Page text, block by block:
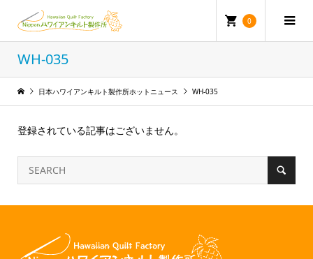
0
WH-035
日本ハワイアンキルト製作所ホットニュース WH-035
登録されている記事はございません。